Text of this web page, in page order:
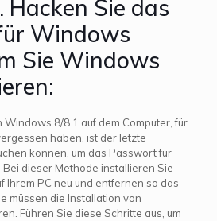
Hacken Sie das
Windows
Sie Windows
Windows 8/8.1 auf dem Computer, für
haben, ist der letzte
können, um das Passwort für
dieser Methode installieren Sie
Ihrem PC neu und entfernen so das
müssen die Installation von
Führen Sie diese Schritte aus, um